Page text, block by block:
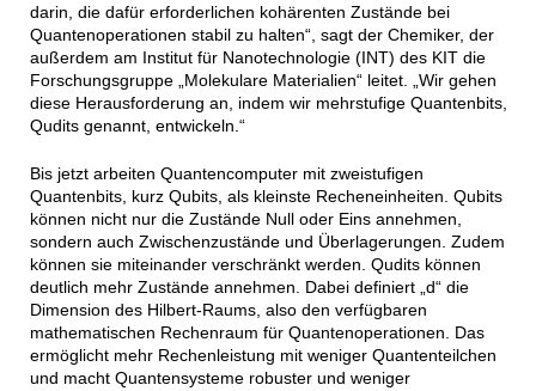
darin, die dafür erforderlichen kohärenten Zustände bei
Quantenoperationen stabil zu halten“, sagt der Chemiker, der
außerdem am Institut für Nanotechnologie (INT) des KIT die
Forschungsgruppe „Molekulare Materialien“ leitet. „Wir gehen
diese Herausforderung an, indem wir mehrstufige Quantenbits,
Qudits genannt, entwickeln.“
Bis jetzt arbeiten Quantencomputer mit zweistufigen
Quantenbits, kurz Qubits, als kleinste Recheneinheiten. Qubits
können nicht nur die Zustände Null oder Eins annehmen,
sondern auch Zwischenzustände und Überlagerungen. Zudem
können sie miteinander verschränkt werden. Qudits können
deutlich mehr Zustände annehmen. Dabei definiert „d“ die
Dimension des Hilbert-Raums, also den verfügbaren
mathematischen Rechenraum für Quantenoperationen. Das
ermöglicht mehr Rechenleistung mit weniger Quantenteilchen
und macht Quantensysteme robuster und weniger